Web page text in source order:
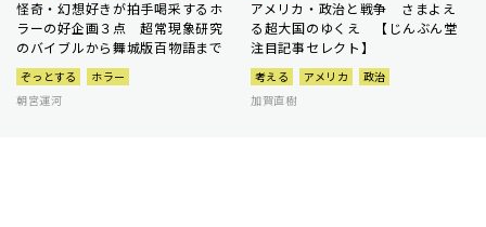
怪奇・幻想好きが拍手喝采するホ
ラーの好企画３点 超常現象研究
のバイブルから舞城版百物語まで
ぞっとする
ホラー
朝宮運河
アメリカ・政治と戦争 さまよえ
る超大国のゆくえ 【じんぶん堂
注目記事セレクト】
考える アメリカ
政治
加賀直樹